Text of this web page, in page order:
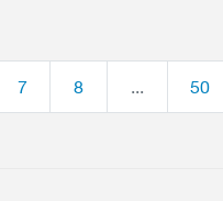
7 8 ... 50